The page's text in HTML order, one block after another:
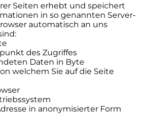
Seiten erhebt und speichert
in so genannten Server-
automatisch an uns
des Zugriffes
Daten in Byte
welchem Sie auf die Seite
in anonymisierter Form